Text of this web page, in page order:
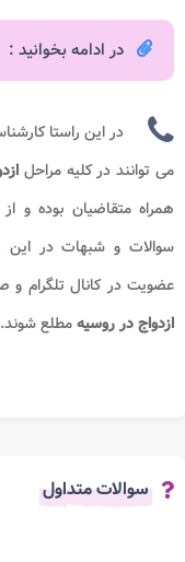
در ادامه بخوانید :
در این راستا
می توانند در کلیه مراحل
همراه متقاضیان بوده و
سوالات و شبهات در این
عضویت در کانال تلگرام و
ازدواج در روسیهمطلع شوند.
سوالات متداول